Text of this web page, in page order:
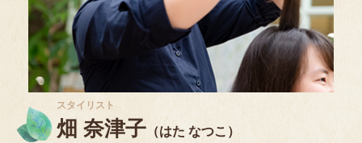
スタイリスト
畑 奈津子 （はた なつこ）